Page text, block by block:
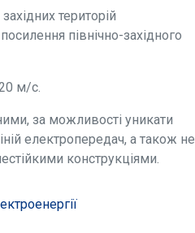
територій
північно-західного
м/с.
за можливості уникати
електропередач, а також не
конструкціями.